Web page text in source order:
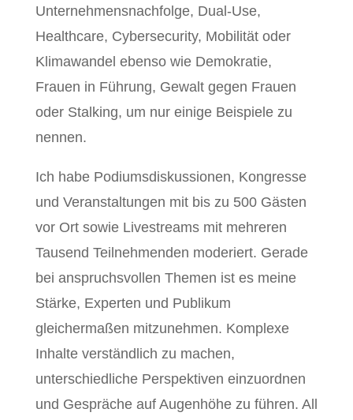
Unternehmensnachfolge, Dual-Use,
Healthcare, Cybersecurity, Mobilität oder
Klimawandel ebenso wie Demokratie,
Frauen in Führung, Gewalt gegen Frauen
oder Stalking, um nur einige Beispiele zu
nennen.
Ich habe Podiumsdiskussionen, Kongresse
und Veranstaltungen mit bis zu 500 Gästen
vor Ort sowie Livestreams mit mehreren
Tausend Teilnehmenden moderiert. Gerade
bei anspruchsvollen Themen ist es meine
Stärke, Experten und Publikum
gleichermaßen mitzunehmen. Komplexe
Inhalte verständlich zu machen,
unterschiedliche Perspektiven einzuordnen
und Gespräche auf Augenhöhe zu führen. All